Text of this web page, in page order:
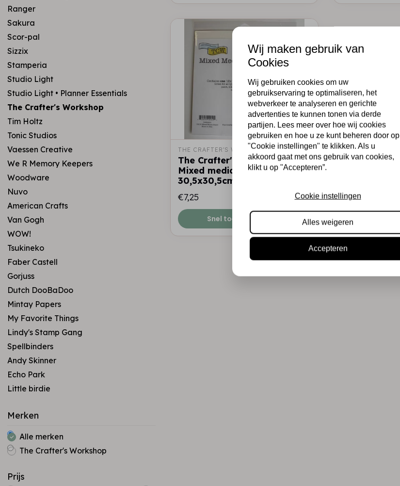
Ranger
Sakura
Scor-pal
Sizzix
Stamperia
Studio Light
Studio Light • Planner Essentials
The Crafter's Workshop
Tim Holtz
Tonic Studios
Vaessen Creative
We R Memory Keepers
Woodware
Nuvo
American Crafts
Van Gogh
WOW!
Tsukineko
Faber Castell
Gorjuss
Dutch DooBaDoo
Mintay Papers
My Favorite Things
Lindy's Stamp Gang
Spellbinders
Andy Skinner
Echo Park
Little birdie
Merken
Alle merken
The Crafter's Workshop
Prijs
THE CRAFTER'S WORKSHOP
The Crafter's Workshop •
Mixed media board
30,5x30,5cm
€7,25
Op voorraad
Snel toevoegen
Wij maken gebruik van
Cookies
Wij gebruiken cookies om uw
gebruikservaring te optimaliseren, het
webverkeer te analyseren en gerichte
advertenties te kunnen tonen via derde
partijen. Lees meer over hoe wij cookies
gebruiken en hoe u ze kunt beheren door op
"Cookie instellingen" te klikken. Als u
akkoord gaat met ons gebruik van cookies,
klikt u op "Accepteren”.
Cookie instellingen
Alles weigeren
Accepteren